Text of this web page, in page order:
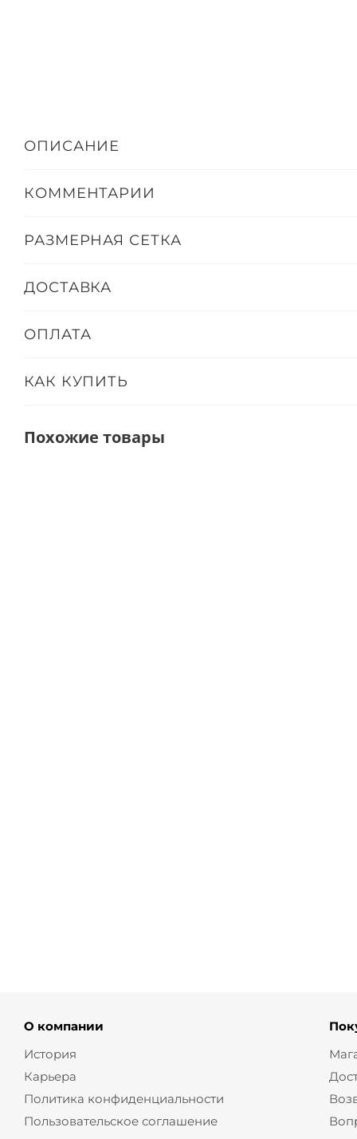
ОПИСАНИЕ
КОММЕНТАРИИ
РАЗМЕРНАЯ СЕТКА
ДОСТАВКА
ОПЛАТА
КАК КУПИТЬ
Похожие товары
О компании
История
Карьера
Политика конфиденциальности
Пользовательское соглашение